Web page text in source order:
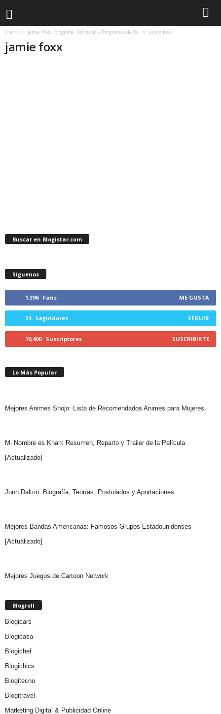
Inicio Jamie Foxx: Biografía, Películas y Programas de TV jamie foxx
jamie foxx
Buscar en Blogistar.com
Síguenos
1,396 Fans ME GUSTA
24 Seguidores SEGUIR
10,400 Suscriptores SUSCRIBIRTE
Lo Más Popular
Mejores Animes Shojo: Lista de Recomendados Animes para Mujeres
Mi Nombre es Khan: Resumen, Reparto y Trailer de la Película
[Actualizado]
Jonh Dalton: Biografía, Teorías, Postulados y Aportaciones
Mejores Bandas Americanas: Famosos Grupos Estadounidenses
[Actualizado]
Mejores Juegos de Cartoon Network
Blogroll
Blogicars
Blogicasa
Blogichef
Blogichics
Blogitecno
Blogitravel
Marketing Digital & Publicidad Online